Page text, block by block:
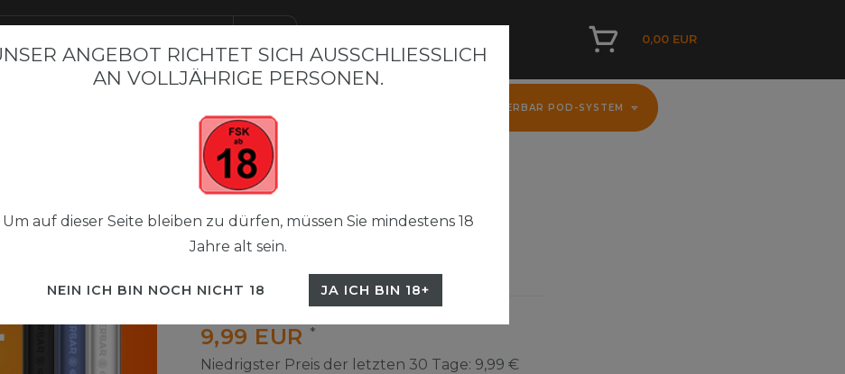
0,00 EUR
FLERBAR POD-SYSTEM
Flerbar Pods Paket
9,99 EUR *
Niedrigster Preis der letzten 30 Tage: 9,99 €
ANGEBOT RICHTET SICH AUSSCHLIESSLICH A
N VOLLJÄHRIGE PERSONEN.
Um auf dieser Seite bleiben zu dürfen, müssen Sie mindestens 18
Jahre alt sein.
NEIN ICH BIN NOCH NICHT 18 JA ICH BIN 18+